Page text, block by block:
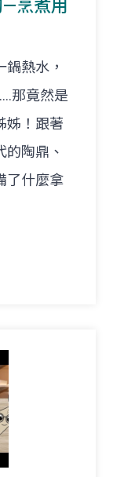
烹煮用
熱水，
那竟然是
姊！跟著
陶鼎、
了什麼拿